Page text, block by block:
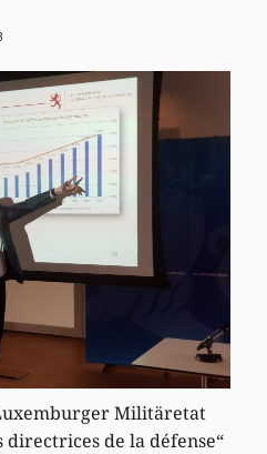
Militäretat
directrices de la défense“